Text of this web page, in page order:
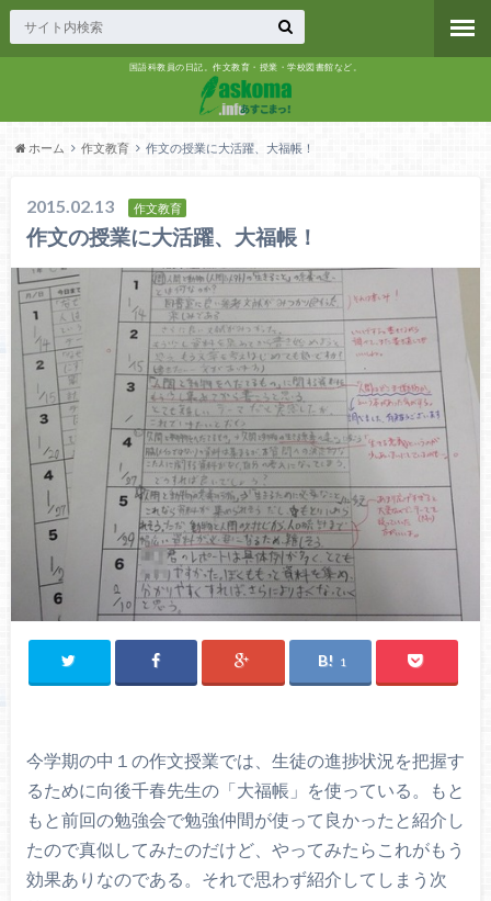
国語科教員の日記。作文教育・授業・学校図書館など。
ホーム 作文教育 作文の授業に大活躍、大福帳！
2015.02.13 作文教育
作文の授業に大活躍、大福帳！
1
今学期の中１の作文授業では、生徒の進捗状況を把握す
るために向後千春先生の「大福帳」を使っている。もと
もと前回の勉強会で勉強仲間が使って良かったと紹介し
たので真似してみたのだけど、やってみたらこれがもう
効果ありなのである。それで思わず紹介してしまう次